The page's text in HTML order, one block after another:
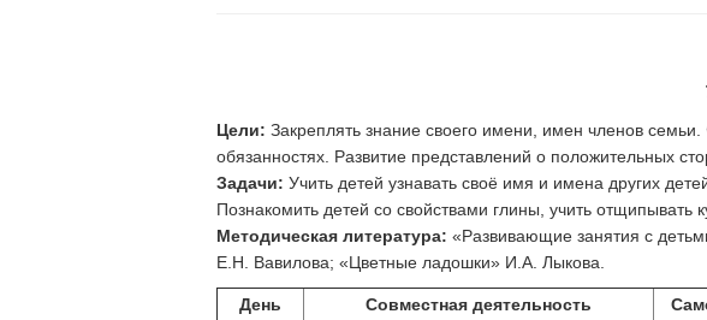
Цели: Закреплять знание своего имени, имен членов
обязанностях. Развитие представлений о положительных
Задачи: Учить детей узнавать своё имя и имена других
Познакомить детей со свойствами глины, учить отщипывать
Методическая литература: «Развивающие занятия с
Е.Н. Вавилова; «Цветные ладошки» И.А. Лыкова.
День
Совместная деятельность